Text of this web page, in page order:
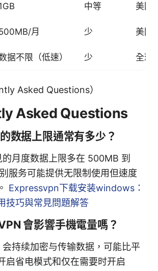
中等 美国
月 少 美国
据不限（低速） 少 全球
Asked Questions）
Asked Questions
数据上限通常有多少？
月度数据上限多在 500MB 到
服务可能提供无限制使用但速度
Expressvpn下载安装windows：
技巧與常見問題解答
會影響手機電量嗎？
持续加密与传输数据，可能比平
启省电模式和仅在需要时开启